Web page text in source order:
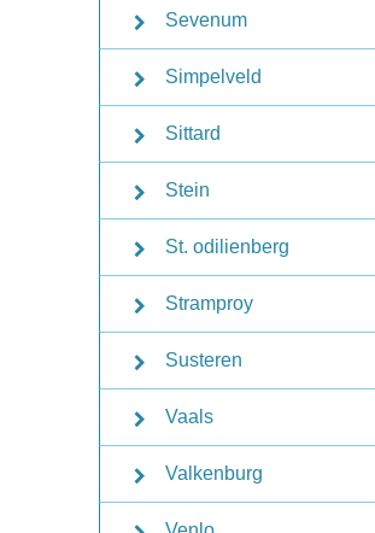
Sevenum
Simpelveld
Sittard
Stein
St. odilienberg
Stramproy
Susteren
Vaals
Valkenburg